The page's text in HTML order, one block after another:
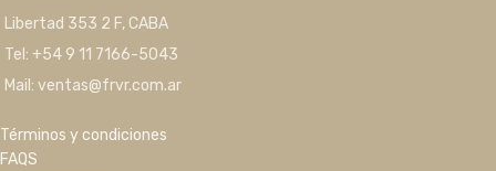
Libertad 353 2 F, CABA
Tel: +54 9 11 7166-5043
Mail: ventas@frvr.com.ar
Términos y condiciones
FAQS